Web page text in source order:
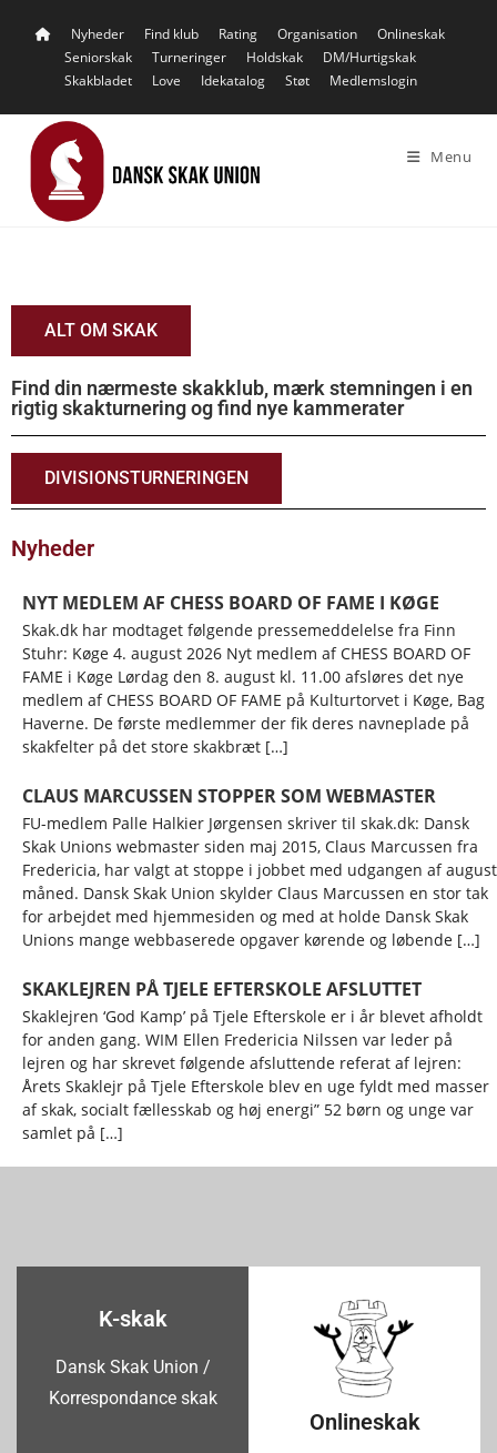
Nyheder Find klub Rating Organisation
Onlineskak
Seniorskak
Turneringer Holdskak
DM/Hurtigskak
Skakbladet
Love Idekatalog Støt Medlemslogin
Menu
ALT OM SKAK
Find din nærmeste skakklub, mærk stemningen i en
rigtig skakturnering og find nye kammerater
DIVISIONSTURNERINGEN
Nyheder
NYT MEDLEM AF CHESS BOARD OF FAME I KØGE
Skak.dk har modtaget følgende pressemeddelelse fra Finn
Stuhr: Køge 4. august 2026 Nyt medlem af CHESS BOARD OF
FAME i Køge Lørdag den 8. august kl. 11.00 afsløres det nye
medlem af CHESS BOARD OF FAME på Kulturtorvet i Køge, Bag
Haverne. De første medlemmer der fik deres navneplade på
skakfelter på det store skakbræt […]
CLAUS MARCUSSEN STOPPER SOM WEBMASTER
FU-medlem Palle Halkier Jørgensen skriver til skak.dk: Dansk
Skak Unions webmaster siden maj 2015, Claus Marcussen fra
Fredericia, har valgt at stoppe i jobbet med udgangen af august
måned. Dansk Skak Union skylder Claus Marcussen en stor tak
for arbejdet med hjemmesiden og med at holde Dansk Skak
Unions mange webbaserede opgaver kørende og løbende […]
SKAKLEJREN PÅ TJELE EFTERSKOLE AFSLUTTET
Skaklejren ‘God Kamp’ på Tjele Efterskole er i år blevet afholdt
for anden gang. WIM Ellen Fredericia Nilssen var leder på
lejren og har skrevet følgende afsluttende referat af lejren:
Årets Skaklejr på Tjele Efterskole blev en uge fyldt med masser
af skak, socialt fællesskab og høj energi” 52 børn og unge var
samlet på […]
K-skak
Dansk Skak Union /
Korrespondance skak
Onlineskak